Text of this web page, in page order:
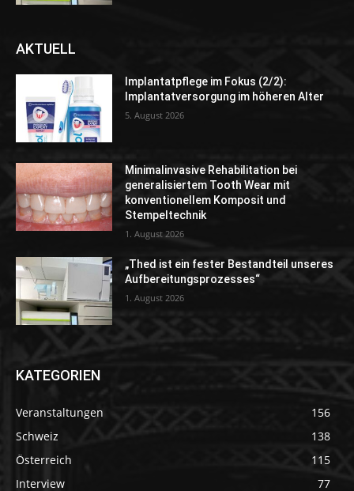
AKTUELL
Implantatpflege im Fokus (2/2):
Implantatversorgung im höheren Alter
5. August 2026
Minimalinvasive Rehabilitation bei
generalisiertem Tooth Wear mit
konventionellem Komposit und
Stempeltechnik
1. August 2026
„Thed ist ein fester Bestandteil unseres
Aufbereitungsprozesses“
1. August 2026
KATEGORIEN
Veranstaltungen
156
Schweiz
138
Österreich
115
Interview
77